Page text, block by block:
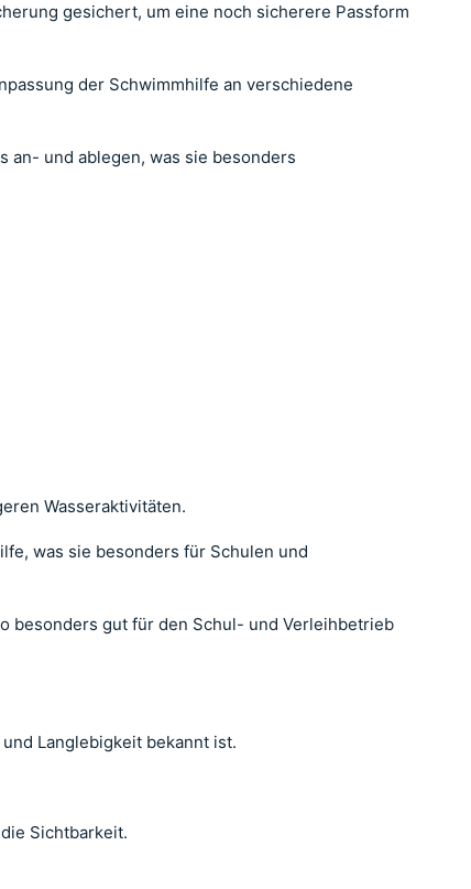
gesichert, um eine noch sicherere Passform
der Schwimmhilfe an verschiedene
an- und ablegen, was sie besonders
Wasseraktivitäten.
was sie besonders für Schulen und
besonders gut für den Schul- und Verleihbetrieb
Langlebigkeit bekannt ist.
Sichtbarkeit.